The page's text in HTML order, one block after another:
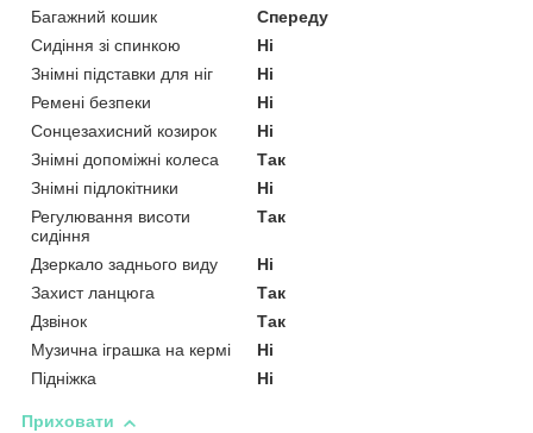
Багажний кошик
Спереду
Сидіння зі спинкою
Ні
Знімні підставки для ніг
Ні
Ремені безпеки
Ні
Сонцезахисний козирок
Ні
Знімні допоміжні колеса
Так
Знімні підлокітники
Ні
Регулювання висоти
сидіння
Так
Дзеркало заднього виду
Ні
Захист ланцюга
Так
Дзвінок
Так
Музична іграшка на кермі
Ні
Підніжка
Ні
Приховати